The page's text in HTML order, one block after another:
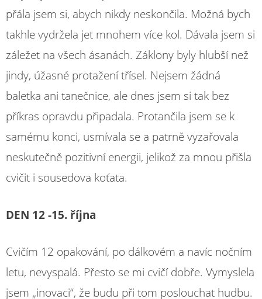
přála jsem si, abych nikdy neskončila. Možná bych
takhle vydržela jet mnohem více kol. Dávala jsem si
záležet na všech ásanách. Záklony byly hlubší než
jindy, úžasné protažení třísel. Nejsem žádná
baletka ani tanečnice, ale dnes jsem si tak bez
příkras opravdu připadala. Protančila jsem se k
samému konci, usmívala se a patrně vyzařovala
neskutečně pozitivní energii, jelikož za mnou přišla
cvičit i sousedova koťata.
DEN 12 -15. října
Cvičím 12 opakování, po dálkovém a navíc nočním
letu, nevyspalá. Přesto se mi cvičí dobře. Vymyslela
jsem „inovaci“, že budu při tom poslouchat hudbu.